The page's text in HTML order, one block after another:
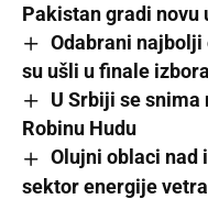
Pakistan gradi novu
Odabrani
su ušli u finale
U Srbiji se
Robinu Hudu
Olujni oblaci
sektor energije